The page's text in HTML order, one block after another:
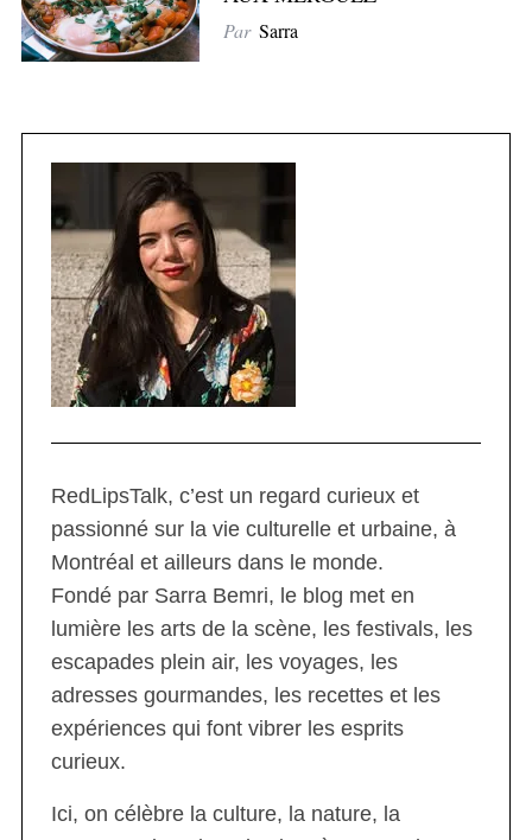
Par Sarra
RedLipsTalk, c’est un regard curieux et
passionné sur la vie culturelle et urbaine, à
Montréal et ailleurs dans le monde.
Fondé par Sarra Bemri, le blog met en
lumière les arts de la scène, les festivals, les
escapades plein air, les voyages, les
adresses gourmandes, les recettes et les
expériences qui font vibrer les esprits
curieux.
Ici, on célèbre la culture, la nature, la